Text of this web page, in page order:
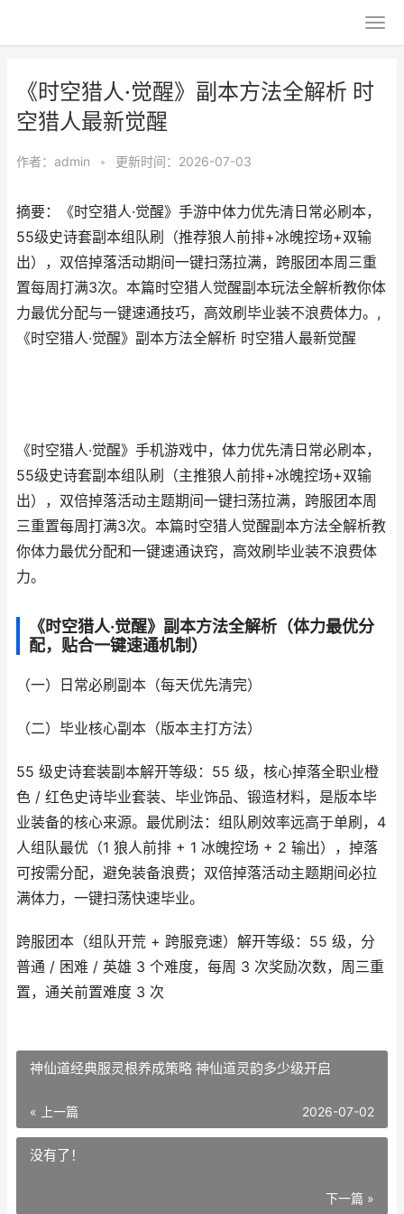
《时空猎人·觉醒》副本方法全解析 时
空猎人最新觉醒
作者： admin • 更新时间：2026-07-03
摘要：《时空猎人·觉醒》手游中体力优先清日常必刷本，
55级史诗套副本组队刷（推荐狼人前排+冰魄控场+双输
出），双倍掉落活动期间一键扫荡拉满，跨服团本周三重
置每周打满3次。本篇时空猎人觉醒副本玩法全解析教你体
力最优分配与一键速通技巧，高效刷毕业装不浪费体力。,
《时空猎人·觉醒》副本方法全解析 时空猎人最新觉醒
《时空猎人·觉醒》手机游戏中，体力优先清日常必刷本，
55级史诗套副本组队刷（主推狼人前排+冰魄控场+双输
出），双倍掉落活动主题期间一键扫荡拉满，跨服团本周
三重置每周打满3次。本篇时空猎人觉醒副本方法全解析教
你体力最优分配和一键速通诀窍，高效刷毕业装不浪费体
力。
《时空猎人·觉醒》副本方法全解析（体力最优分
配，贴合一键速通机制）
（一）日常必刷副本（每天优先清完）
（二）毕业核心副本（版本主打方法）
55 级史诗套装副本解开等级：55 级，核心掉落全职业橙
色 / 红色史诗毕业套装、毕业饰品、锻造材料，是版本毕
业装备的核心来源。最优刷法：组队刷效率远高于单刷，4
人组队最优（1 狼人前排 + 1 冰魄控场 + 2 输出），掉落
可按需分配，避免装备浪费；双倍掉落活动主题期间必拉
满体力，一键扫荡快速毕业。
跨服团本（组队开荒 + 跨服竞速）解开等级：55 级，分
普通 / 困难 / 英雄 3 个难度，每周 3 次奖励次数，周三重
置，通关前置难度 3 次
神仙道经典服灵根养成策略 神仙道灵韵多少级开启
« 上一篇 2026-07-02
没有了！
下一篇 »